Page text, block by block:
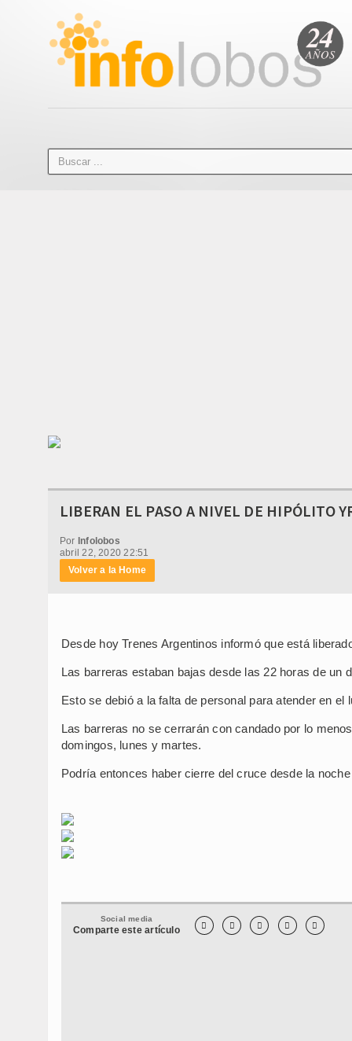
LIBERAN EL PASO A NIVEL DE HIPÓLITO
Por Infolobos
abril 22, 2020 22:51
Volver a la Home
Desde hoy Trenes Argentinos informó que está
Las barreras estaban bajas desde las 22 horas de un
Esto se debió a la falta de personal para atender en el
Las barreras no se cerrarán con candado por lo
domingos, lunes y martes.
Podría entonces haber cierre del cruce desde la
Social media
Comparte este artículo     